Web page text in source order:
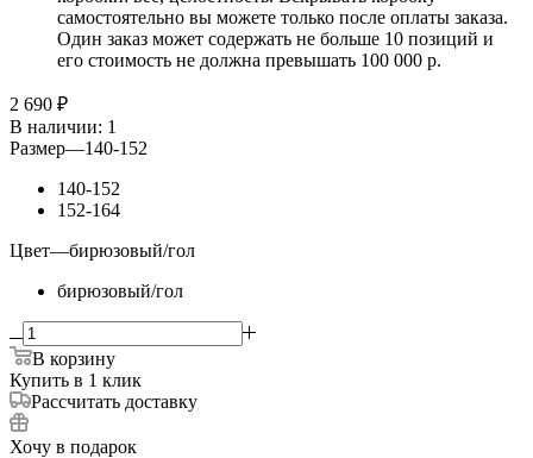
самостоятельно вы можете только после оплаты заказа.
Один заказ может содержать не больше 10 позиций и
его стоимость не должна превышать 100 000 р.
2 690 ₽
В наличии: 1
Размер—140-152
140-152
152-164
Цвет—бирюзовый/гол
бирюзовый/гол
В корзину
Купить в 1 клик
Рассчитать доставку
Хочу в подарок